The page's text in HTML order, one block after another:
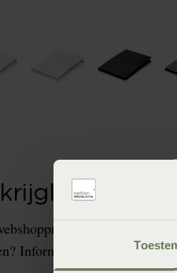
in
zijn niet
Informeer dan eerst naar de